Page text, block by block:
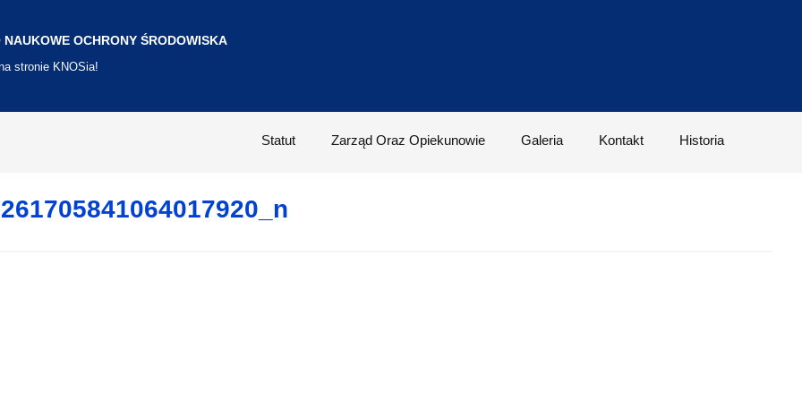
NAUKOWE OCHRONY ŚRODOWISKA
stronie KNOSia!
Statut Zarząd Oraz Opiekunowie Galeria Kontakt Historia